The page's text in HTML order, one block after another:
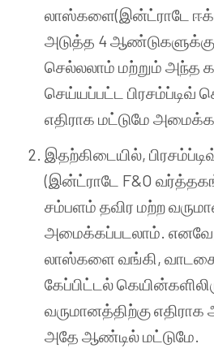
லாஸ்களை(இன்ட்ராடே
அடுத்த 4
செல்லலாம் மற்றும் அந்த
செய்யப்பட்ட பிரசம்ப்டிவ்
எதிராக மட்டுமே அமைக்க
இதற்கிடையில்,
(இன்ட்ராடே F&O
சம்பளம் தவிர மற்ற
அமைக்கப்படலாம். எனவே,
லாஸ்களை வங்கி,
கேப்பிட்டல்
வருமானத்திற்கு
அதே ஆண்டில் மட்டுமே.